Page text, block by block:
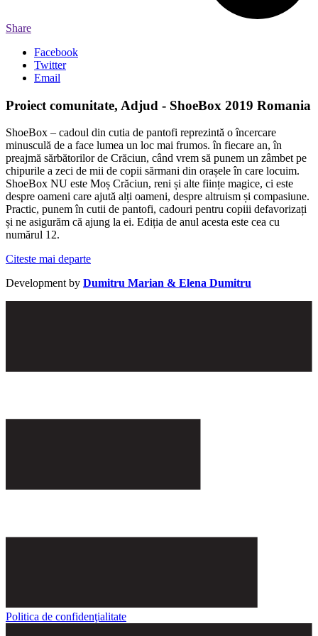
Share
Facebook
Twitter
Email
Proiect comunitate, Adjud - ShoeBox 2019 Romania
ShoeBox – cadoul din cutia de pantofi reprezintă o încercare
minusculă de a face lumea un loc mai frumos. în fiecare an, în
preajmă sărbătorilor de Crăciun, când vrem să punem un zâmbet pe
chipurile a zeci de mii de copii sărmani din orașele în care locuim.
ShoeBox NU este Moș Crăciun, reni și alte ființe magice, ci este
despre oameni care ajută alți oameni, despre altruism și compasiune.
Practic, punem în cutii de pantofi, cadouri pentru copiii defavorizați
și ne asigurăm că ajung la ei. Ediția de anul acesta este cea cu
numărul 12.
Citeste mai departe
Development by Dumitru Marian & Elena Dumitru
Politica de confidenţialitate